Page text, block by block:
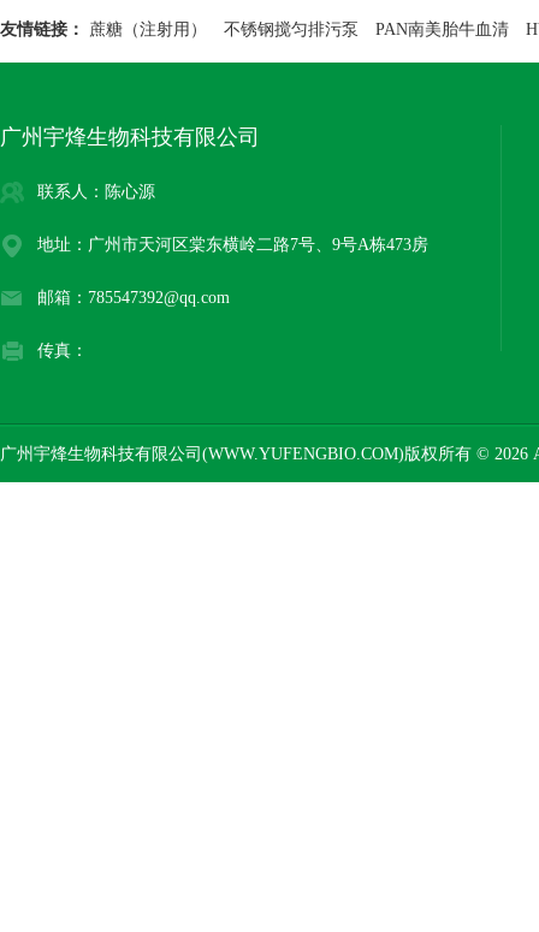
友情链接： 蔗糖（注射用） 不锈钢搅匀排污泵 PAN南美胎牛血清
广州宇烽生物科技有限公司
联系人：陈心源
地址：广州市天河区棠东横岭二路7号、9号A栋473房
邮箱：785547392@qq.com
传真：
广州宇烽生物科技有限公司(WWW.YUFENGBIO.COM)版权所有 © 2026